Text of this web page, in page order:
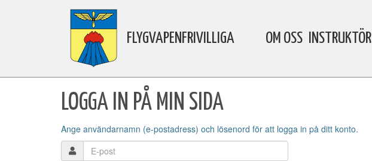
FLYGVAPENFRIVILLIGA OM OSS INSTRUKTÖR
LOGGA IN PÅ MIN SIDA
Ange användarnamn (e-postadress) och lösenord för att logga in på ditt konto.